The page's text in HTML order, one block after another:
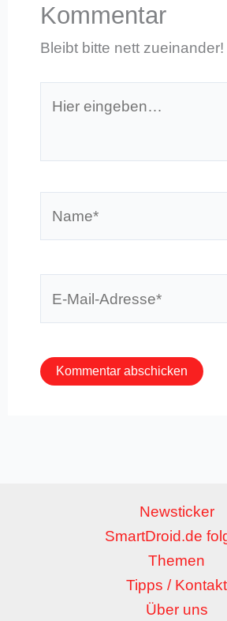
Kommentar
Bleibt bitte nett zueinander!
eingeben…
Newsticker
SmartDroid.de
Themen
Tipps / Kontakt
Über uns